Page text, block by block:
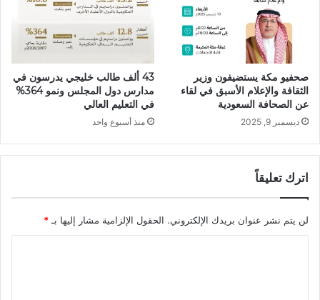
صحفيو مكة يستضيفون وزير
الثقافة والإعلام الأسبق في لقاء
عن الصحافة السعودية
ديسمبر 9, 2025
43 ألف طالب خليجي يدرسون في
مدارس دول المجلس ونمو 364%
في التعليم العالي
منذ أسبوع واحد
اترك تعليقاً
لن يتم نشر عنوان بريدك الإلكتروني. الحقول الإلزامية مشار إليها بـ *